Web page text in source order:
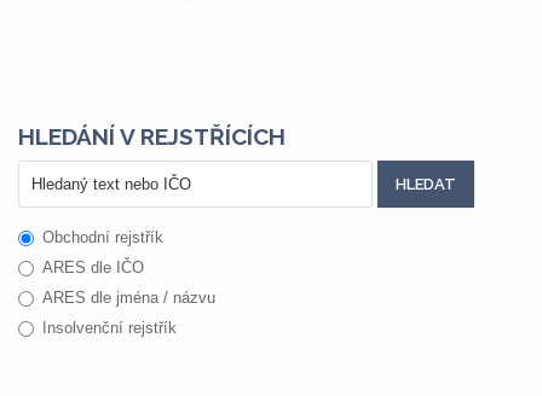
HLEDÁNÍ V REJSTŘÍCÍCH
Obchodní rejstřík
ARES dle IČO
ARES dle jména / názvu
Insolvenční rejstřík